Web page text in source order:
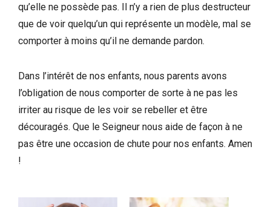
qu’elle ne possède pas. Il n’y a rien de plus destructeur
que de voir quelqu’un qui représente un modèle, mal se
comporter à moins qu’il ne demande pardon.
Dans l’intérêt de nos enfants, nous parents avons
l’obligation de nous comporter de sorte à ne pas les
irriter au risque de les voir se rebeller et être
découragés. Que le Seigneur nous aide de façon à ne
pas être une occasion de chute pour nos enfants. Amen
!